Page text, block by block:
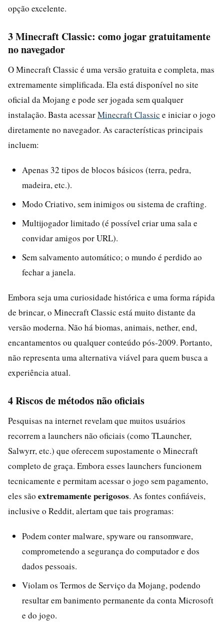
opção excelente.
3 Minecraft Classic: como jogar gratuitamente
no navegador
O Minecraft Classic é uma versão gratuita e completa, mas
extremamente simplificada. Ela está disponível no site
oficial da Mojang e pode ser jogada sem qualquer
instalação. Basta acessarMinecraft Classic e iniciar o jogo
diretamente no navegador. As características principais
incluem:
Apenas 32 tipos de blocos básicos (terra, pedra,
madeira, etc.).
Modo Criativo, sem inimigos ou sistema de crafting.
Multijogador limitado (é possível criar uma sala e
convidar amigos por URL).
Sem salvamento automático; o mundo é perdido ao
fechar a janela.
Embora seja uma curiosidade histórica e uma forma rápida
de brincar, o Minecraft Classic está muito distante da
versão moderna. Não há biomas, animais, nether, end,
encantamentos ou qualquer conteúdo pós-2009. Portanto,
não representa uma alternativa viável para quem busca a
experiência atual.
4 Riscos de métodos não oficiais
Pesquisas na internet revelam que muitos usuários
recorrem a launchers não oficiais (como TLauncher,
Salwyrr, etc.) que oferecem supostamente o Minecraft
completo de graça. Embora esses launchers funcionem
tecnicamente e permitam acessar o jogo sem pagamento,
eles são extremamente perigosos. As fontes confiáveis,
inclusive o Reddit, alertam que tais programas:
Podem conter malware, spyware ou ransomware,
comprometendo a segurança do computador e dos
dados pessoais.
Violam os Termos de Serviço da Mojang, podendo
resultar em banimento permanente da conta Microsoft
e do jogo.